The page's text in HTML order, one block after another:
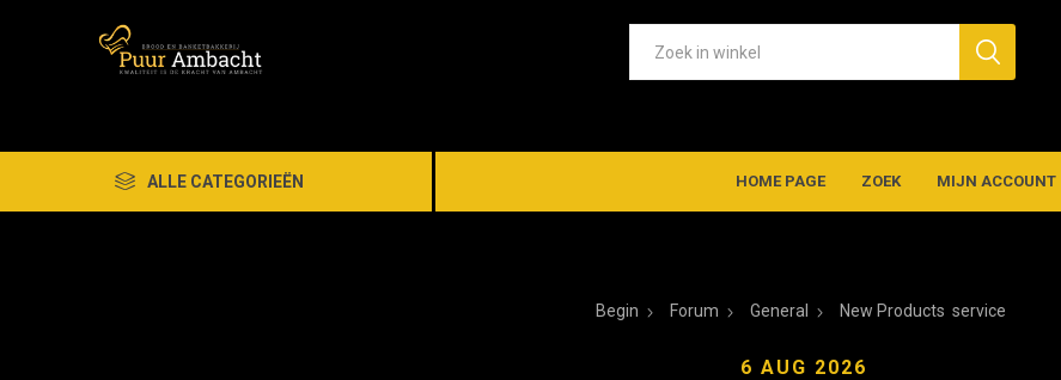
ALLE CATEGORIEËN HOME PAGE ZOEK MIJN ACCOUNT
Begin Forum General New Products service
6 AUG 2026